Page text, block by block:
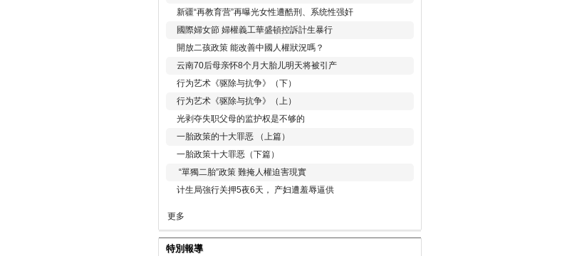
新疆“再教育营”再曝光女性遭酷刑、系统性强奸
國際婦女節 婦權義工華盛頓控訴計生暴行
開放二孩政策 能改善中國人權狀況嗎？
云南70后母亲怀8个月大胎儿明天将被引产
行为艺术《驱除与抗争》（下）
行为艺术《驱除与抗争》（上）
光剥夺失职父母的监护权是不够的
一胎政策的十大罪恶 （上篇）
一胎政策十大罪恶（下篇）
“單獨二胎”政策 難掩人權迫害現實
计生局強行关押5夜6天， 产妇遭羞辱逼供
更多
特別報導